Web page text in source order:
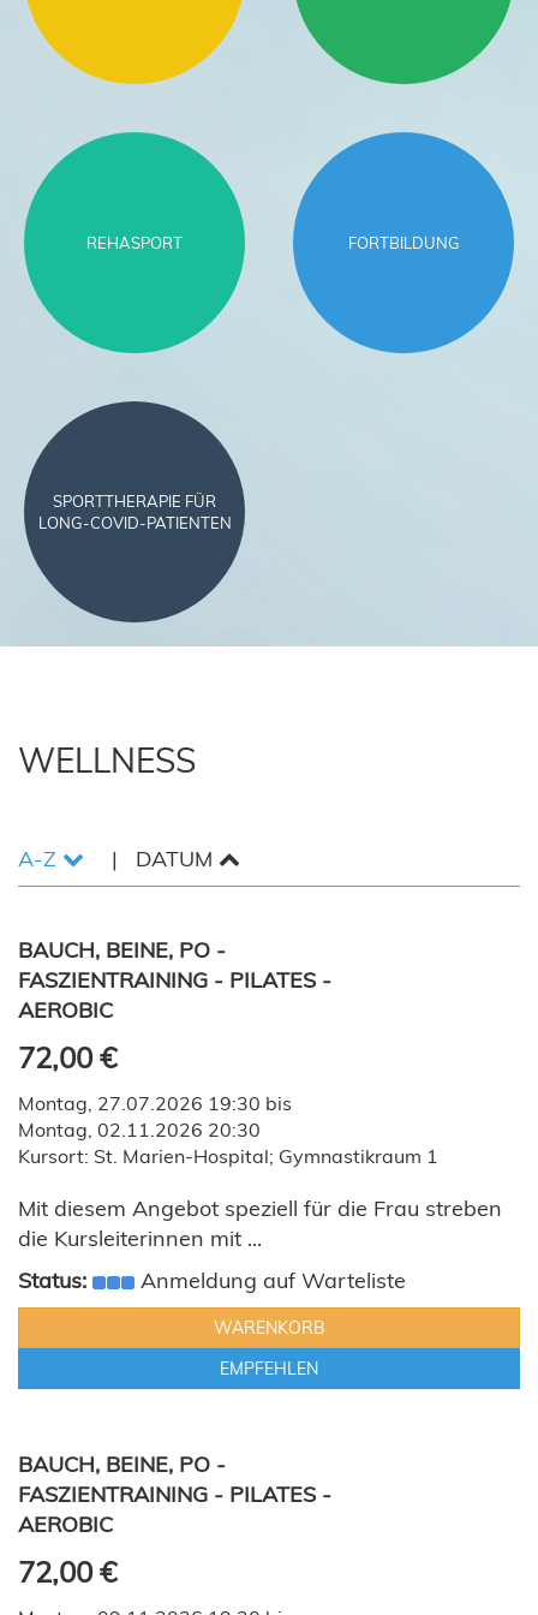
REHASPORT FORTBILDUNG
SPORTTHERAPIE FÜR
LONG-COVID-PATIENTEN
WELLNESS
A-Z DATUM
BAUCH, BEINE, PO -
FASZIENTRAINING - PILATES -
AEROBIC
72,00 €
Montag, 27.07.2026 19:30 bis
Montag, 02.11.2026 20:30
Kursort: St. Marien-Hospital; Gymnastikraum 1
Mit diesem Angebot speziell für die Frau streben
die Kursleiterinnen mit ...
Status:
Anmeldung auf Warteliste
WARENKORB
EMPFEHLEN
BAUCH, BEINE, PO -
FASZIENTRAINING - PILATES -
AEROBIC
72,00 €